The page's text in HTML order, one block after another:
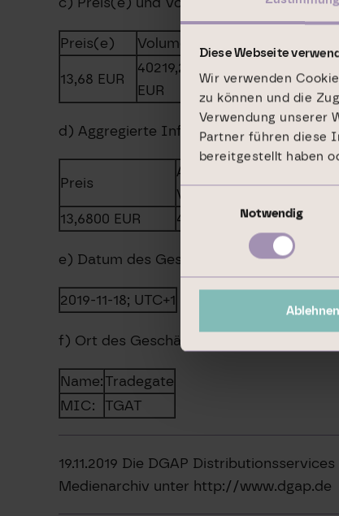
Diese Webseite
Wir verwenden
zu können und die
Verwendung unserer
Partner führen diese
bereitgestellt haben
Einwilligungsauswahl
Notwendig
Ablehnen
Preis(e) Volumen
13,68 EUR
40219,20
EUR
d) Aggregierte Informationen
Preis
Aggregiertes
Volumen
13,6800 EUR 40219,2000 EUR
e) Datum des Geschäfts
2019-11-18; UTC+1
f) Ort des Geschäfts
Name:Tradegate
MIC:
TGAT
19.11.2019 Die DGAP
Medienarchiv unter http://www.dgap.de